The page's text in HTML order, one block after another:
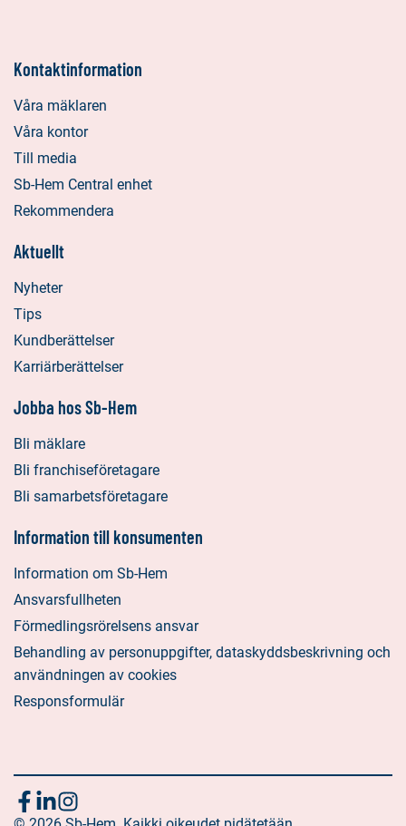
Kontaktinformation
Våra mäklaren
Våra kontor
Till media
Sb-Hem Central enhet
Rekommendera
Aktuellt
Nyheter
Tips
Kundberättelser
Karriärberättelser
Jobba hos Sb-Hem
Bli mäklare
Bli franchiseföretagare
Bli samarbetsföretagare
Information till konsumenten
Information om Sb-Hem
Ansvarsfullheten
Förmedlingsrörelsens ansvar
Behandling av personuppgifter, dataskyddsbeskrivning och
användningen av cookies
Responsformulär
Följ
Sociala
SocialaSociala